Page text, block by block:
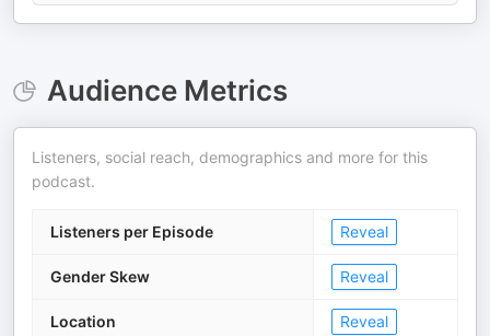
Audience Metrics
Listeners, social reach, demographics and more for this
podcast.
Listeners per Episode Reveal
Gender Skew Reveal
Location Reveal